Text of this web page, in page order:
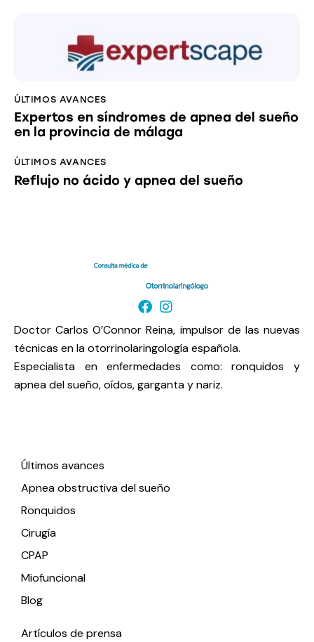
ÚLTIMOS AVANCES
Expertos en síndromes de apnea del sueño
en la provincia de málaga
ÚLTIMOS AVANCES
Reflujo no ácido y apnea del sueño
Doctor Carlos O’Connor Reina, impulsor de las nuevas
técnicas en la otorrinolaringología española.
Especialista en enfermedades como: ronquidos y
apnea del sueño, oídos, garganta y nariz.
Últimos avances
Apnea obstructiva del sueño
Ronquidos
Cirugía
CPAP
Miofuncional
Blog
Artículos de prensa